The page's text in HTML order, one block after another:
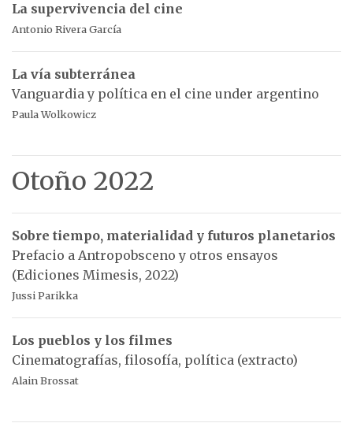
La supervivencia del cine
Antonio Rivera García
La vía subterránea
Vanguardia y política en el cine under argentino
Paula Wolkowicz
Otoño 2022
Sobre tiempo, materialidad y futuros planetarios
Prefacio a Antropobsceno y otros ensayos
(Ediciones Mimesis, 2022)
Jussi Parikka
Los pueblos y los filmes
Cinematografías, filosofía, política (extracto)
Alain Brossat